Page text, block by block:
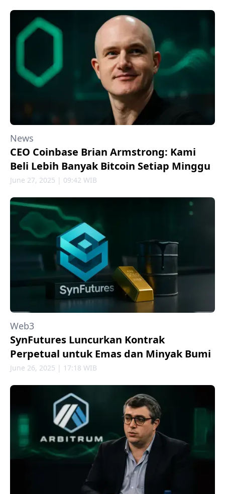
News
CEO Coinbase Brian Armstrong: Kami
Beli Lebih Banyak Bitcoin Setiap Minggu
June 27, 2025 | 09:42 WIB
Web3
SynFutures Luncurkan Kontrak
Perpetual untuk Emas dan Minyak Bumi
June 26, 2025 | 17:18 WIB